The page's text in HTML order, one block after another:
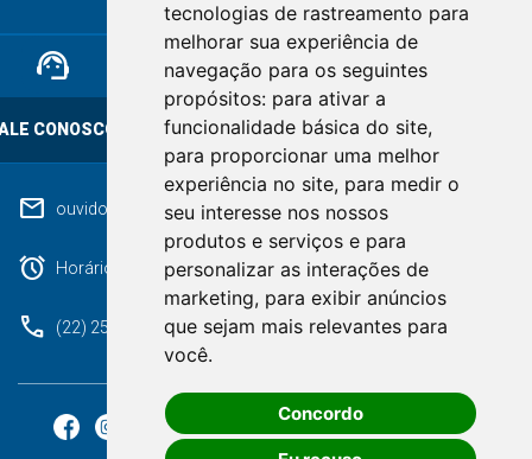
tecnologias de rastreamento para
melhorar sua experiência de
navegação para os seguintes
propósitos: para ativar a
funcionalidade básica do site,
para proporcionar uma melhor
experiência no site, para medir o
seu interesse nos nossos
produtos e serviços e para
personalizar as interações de
marketing, para exibir anúncios
que sejam mais relevantes para
você.
Concordo
mail ouvidoriageral@pmnf.rj.gov.br
alarm Horário de atendimento: Segunda a Sexta das 09h às 17h.
phone (22) 2525-9100
support_agent
CONOSCO
mail
OUVIDORIA